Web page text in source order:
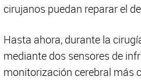
cirujanos puedan reparar el
Hasta ahora, durante la
mediante dos sensores de
monitorización cerebral más